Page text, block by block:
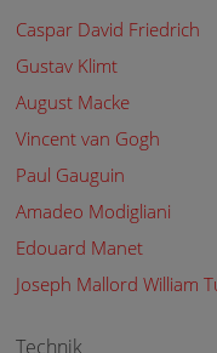
Caspar David Friedrich
Gustav Klimt
August Macke
Vincent van Gogh
Paul Gauguin
Amadeo Modigliani
Edouard Manet
Joseph Mallord William
Technik